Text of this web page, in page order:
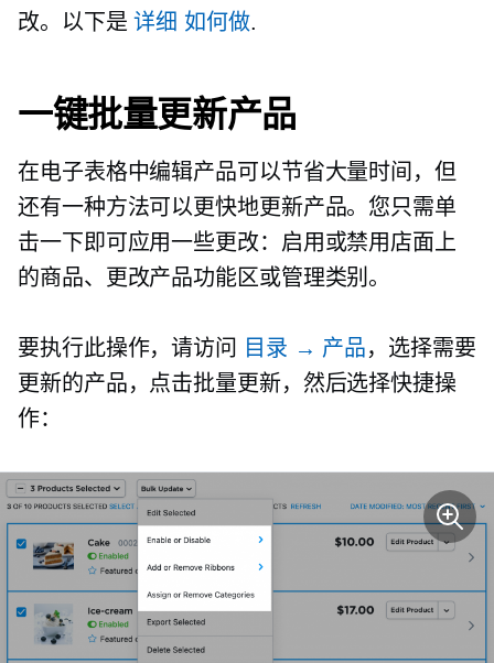
改。以下是详细 如何做.
一键批量更新产品
在电子表格中编辑产品可以节省大量时间，但
还有一种方法可以更快地更新产品。您只需单
击一下即可应用一些更改：启用或禁用店面上
的商品、更改产品功能区或管理类别。
要执行此操作，请访问 目录 → 产品，选择需要
更新的产品，点击批量更新，然后选择快捷操
作：